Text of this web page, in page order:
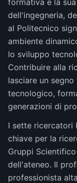
formativa e la
dell'ingegneria,
al Politecnico
ambiente
lo sviluppo
Contribuire alla
lasciare un
tecnologico,
generazioni di
I sette ricercatori
chiave per la
Gruppi
dell'ateneo. Il
professionista